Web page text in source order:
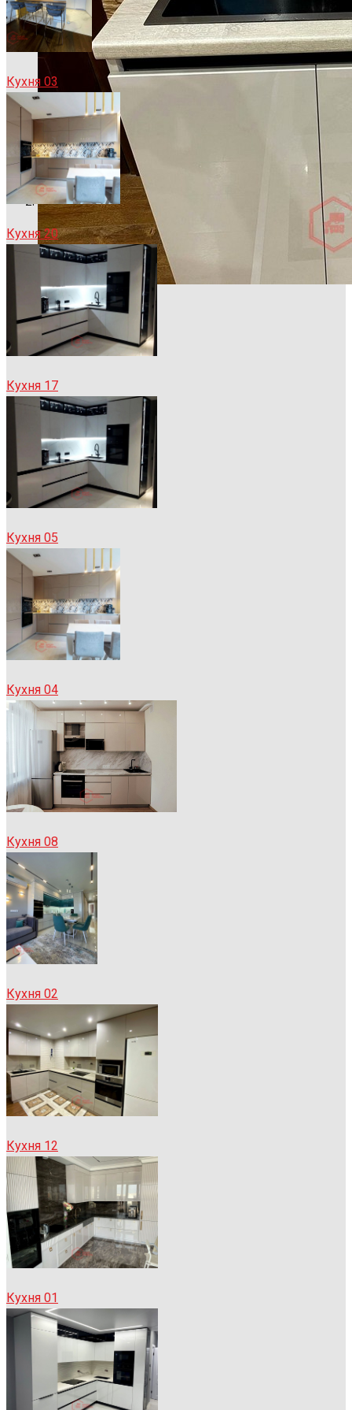
Кухня 03
Кухня 20
Кухня 17
Кухня 05
Кухня 04
Кухня 08
Кухня 02
Кухня 12
Кухня 01